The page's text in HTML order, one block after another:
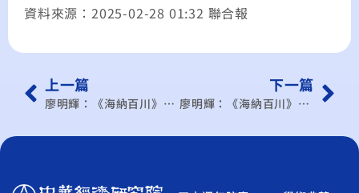
資料來源：2025-02-28 01:32 聯合報
上一篇
廖明輝：《海納百川》為何美中台都在反貪腐？
下一篇
廖明輝：《海納百川》機器人跳扭秧歌及遛機器狗的價值鏈布局